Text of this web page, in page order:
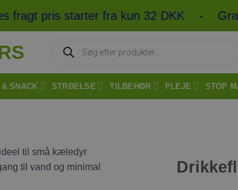
fragt pris starter fra kun 32 DKK -
search
& SNACK STRØELSE TILBEHØR PLEJE STOP